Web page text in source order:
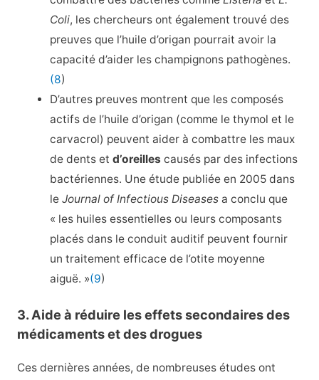
Coli, les chercheurs ont également trouvé des
preuves que l’huile d’origan pourrait avoir la
capacité d’aider les champignons pathogènes.
(8)
D’autres preuves montrent que les composés
actifs de l’huile d’origan (comme le thymol et le
carvacrol) peuvent aider à combattre les maux
de dents etd’oreilles causés par des infections
bactériennes. Une étude publiée en 2005 dans
leJournal of Infectious Diseases a conclu que
« les huiles essentielles ou leurs composants
placés dans le conduit auditif peuvent fournir
un traitement efficace de l’otite moyenne
aiguë. »(9)
3. Aide à réduire les effets secondaires des
médicaments et des drogues
Ces dernières années, de nombreuses études ont